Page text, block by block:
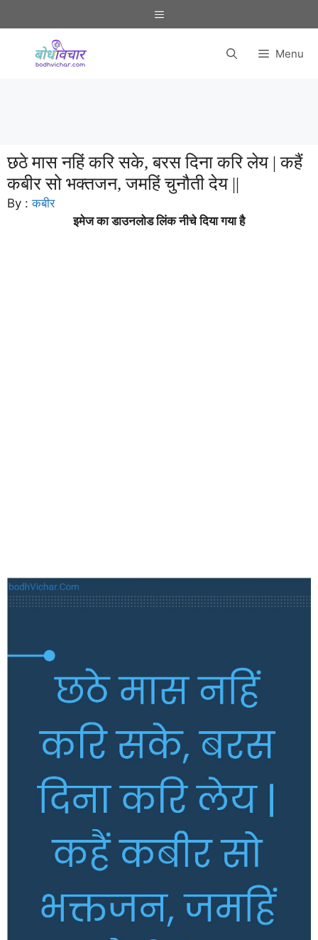
to
Menu
Menu
छठे मास नहिं करि सके, बरस दिना करि लेय | कहैं
कबीर सो भक्तजन, जमहिं चुनौती देय ||
By :कबीर
इमेज का डाउनलोड लिंक नीचे दिया गया है